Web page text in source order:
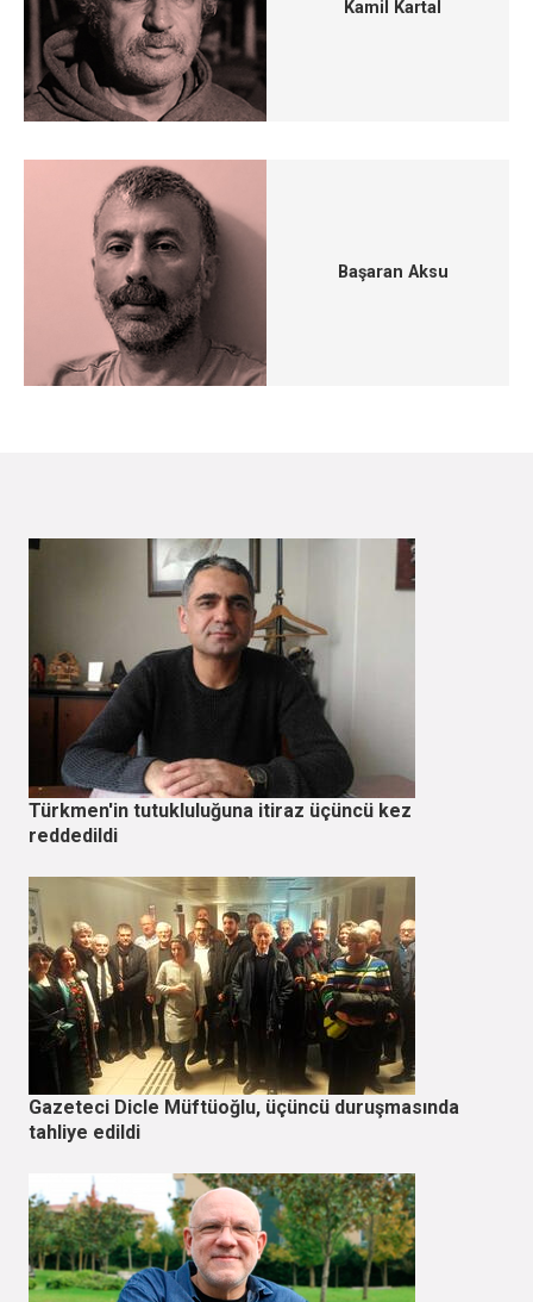
Kamil Kartal
Başaran Aksu
Türkmen'in tutukluluğuna itiraz üçüncü kez
reddedildi
Gazeteci Dicle Müftüoğlu, üçüncü duruşmasında
tahliye edildi